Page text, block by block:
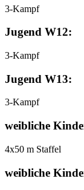
3-Kampf
Jugend W12:
3-Kampf
Jugend W13:
3-Kampf
weibliche
4x50 m Staffel
weibliche